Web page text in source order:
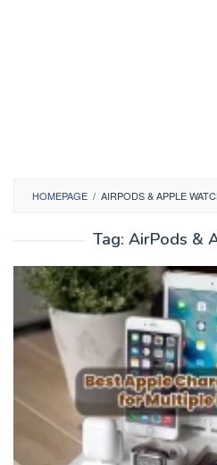
HOMEPAGE / AIRPODS & APPLE
Tag: AirPods &